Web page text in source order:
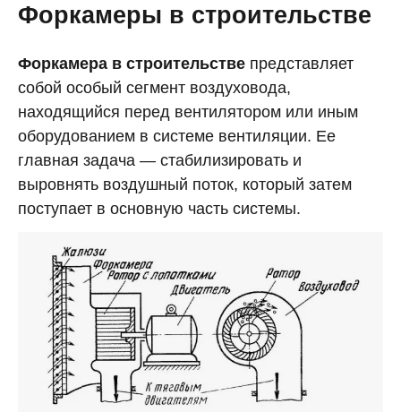
Форкамеры в строительстве
Форкамера в строительстве представляет
собой особый сегмент воздуховода,
находящийся перед вентилятором или иным
оборудованием в системе вентиляции. Ее
главная задача — стабилизировать и
выровнять воздушный поток, который затем
поступает в основную часть системы.